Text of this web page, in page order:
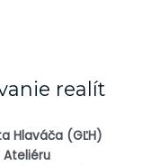
realít
Hlaváča (GĽH)